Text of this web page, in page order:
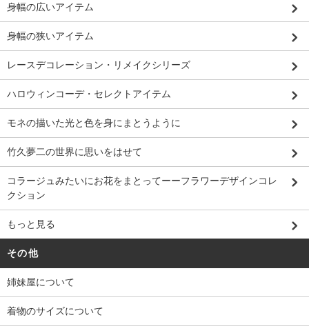
身幅の広いアイテム
身幅の狭いアイテム
レースデコレーション・リメイクシリーズ
ハロウィンコーデ・セレクトアイテム
モネの描いた光と色を身にまとうように
竹久夢二の世界に思いをはせて
コラージュみたいにお花をまとってーーフラワーデザインコレ
クション
もっと見る
その他
姉妹屋について
着物のサイズについて